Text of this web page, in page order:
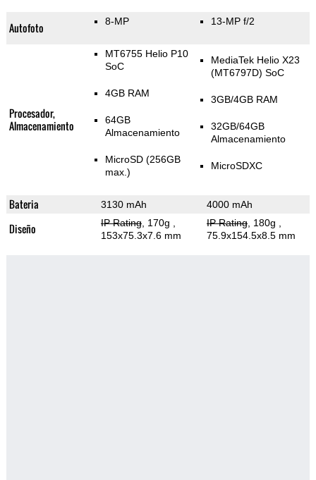
Autofoto 8-MP 13-MP f/2
Procesador,
Almacenamiento
MT6755 Helio P10
SoC
4GB RAM
64GB
Almacenamiento
MicroSD (256GB
max.)
MediaTek Helio X23
(MT6797D) SoC
3GB/4GB RAM
32GB/64GB
Almacenamiento
MicroSDXC
Bateria 3130 mAh 4000 mAh
Diseño IP Rating, 170g
153x75.3x7.6 mm
IP Rating, 180g
75.9x154.5x8.5 mm